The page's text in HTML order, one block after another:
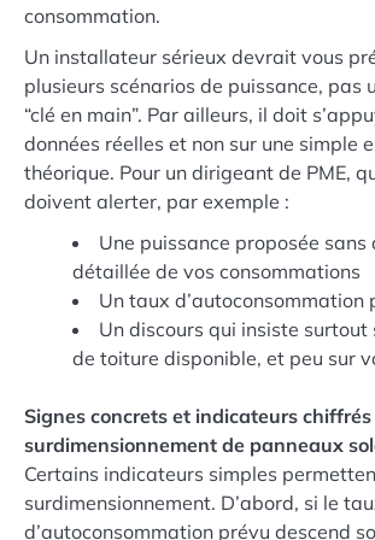
consommation.
Un installateur sérieux devrait vous
plusieurs scénarios de puissance, pas
“clé en main”. Par ailleurs, il doit
données réelles et non sur une simple
théorique. Pour un dirigeant de PME,
doivent alerter, par exemple :
Une puissance proposée sans
détaillée de vos consommations
Un taux d’autoconsommation
Un discours qui insiste surtout
de toiture disponible, et peu sur
Signes concrets et indicateurs chiffrés
surdimensionnement de panneaux
Certains indicateurs simples
surdimensionnement. D’abord, si le
d’autoconsommation prévu descend